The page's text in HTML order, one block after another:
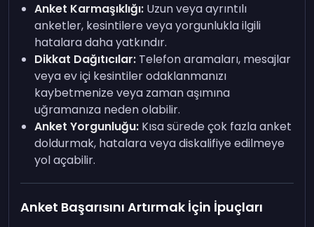
Anket Karmaşıklığı: Uzun veya ayrıntılı
anketler, kesintilere veya yorgunlukla ilgili
hatalara daha yatkındır.
Dikkat Dağıtıcılar: Telefon aramaları, mesajlar
veya ev içi kesintiler odaklanmanızı
kaybetmenize veya zaman aşımına
uğramanıza neden olabilir.
Anket Yorgunluğu: Kısa sürede çok fazla anket
doldurmak, hatalara veya diskalifiye edilmeye
yol açabilir.
Anket Başarısını Artırmak İçin İpuçları